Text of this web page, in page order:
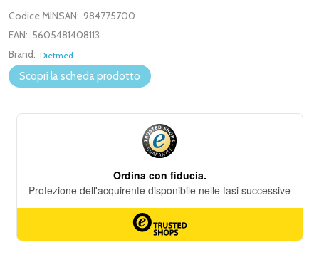
Codice MINSAN: 984775700
EAN: 5605481408113
Brand: Dietmed
Scopri la scheda prodotto